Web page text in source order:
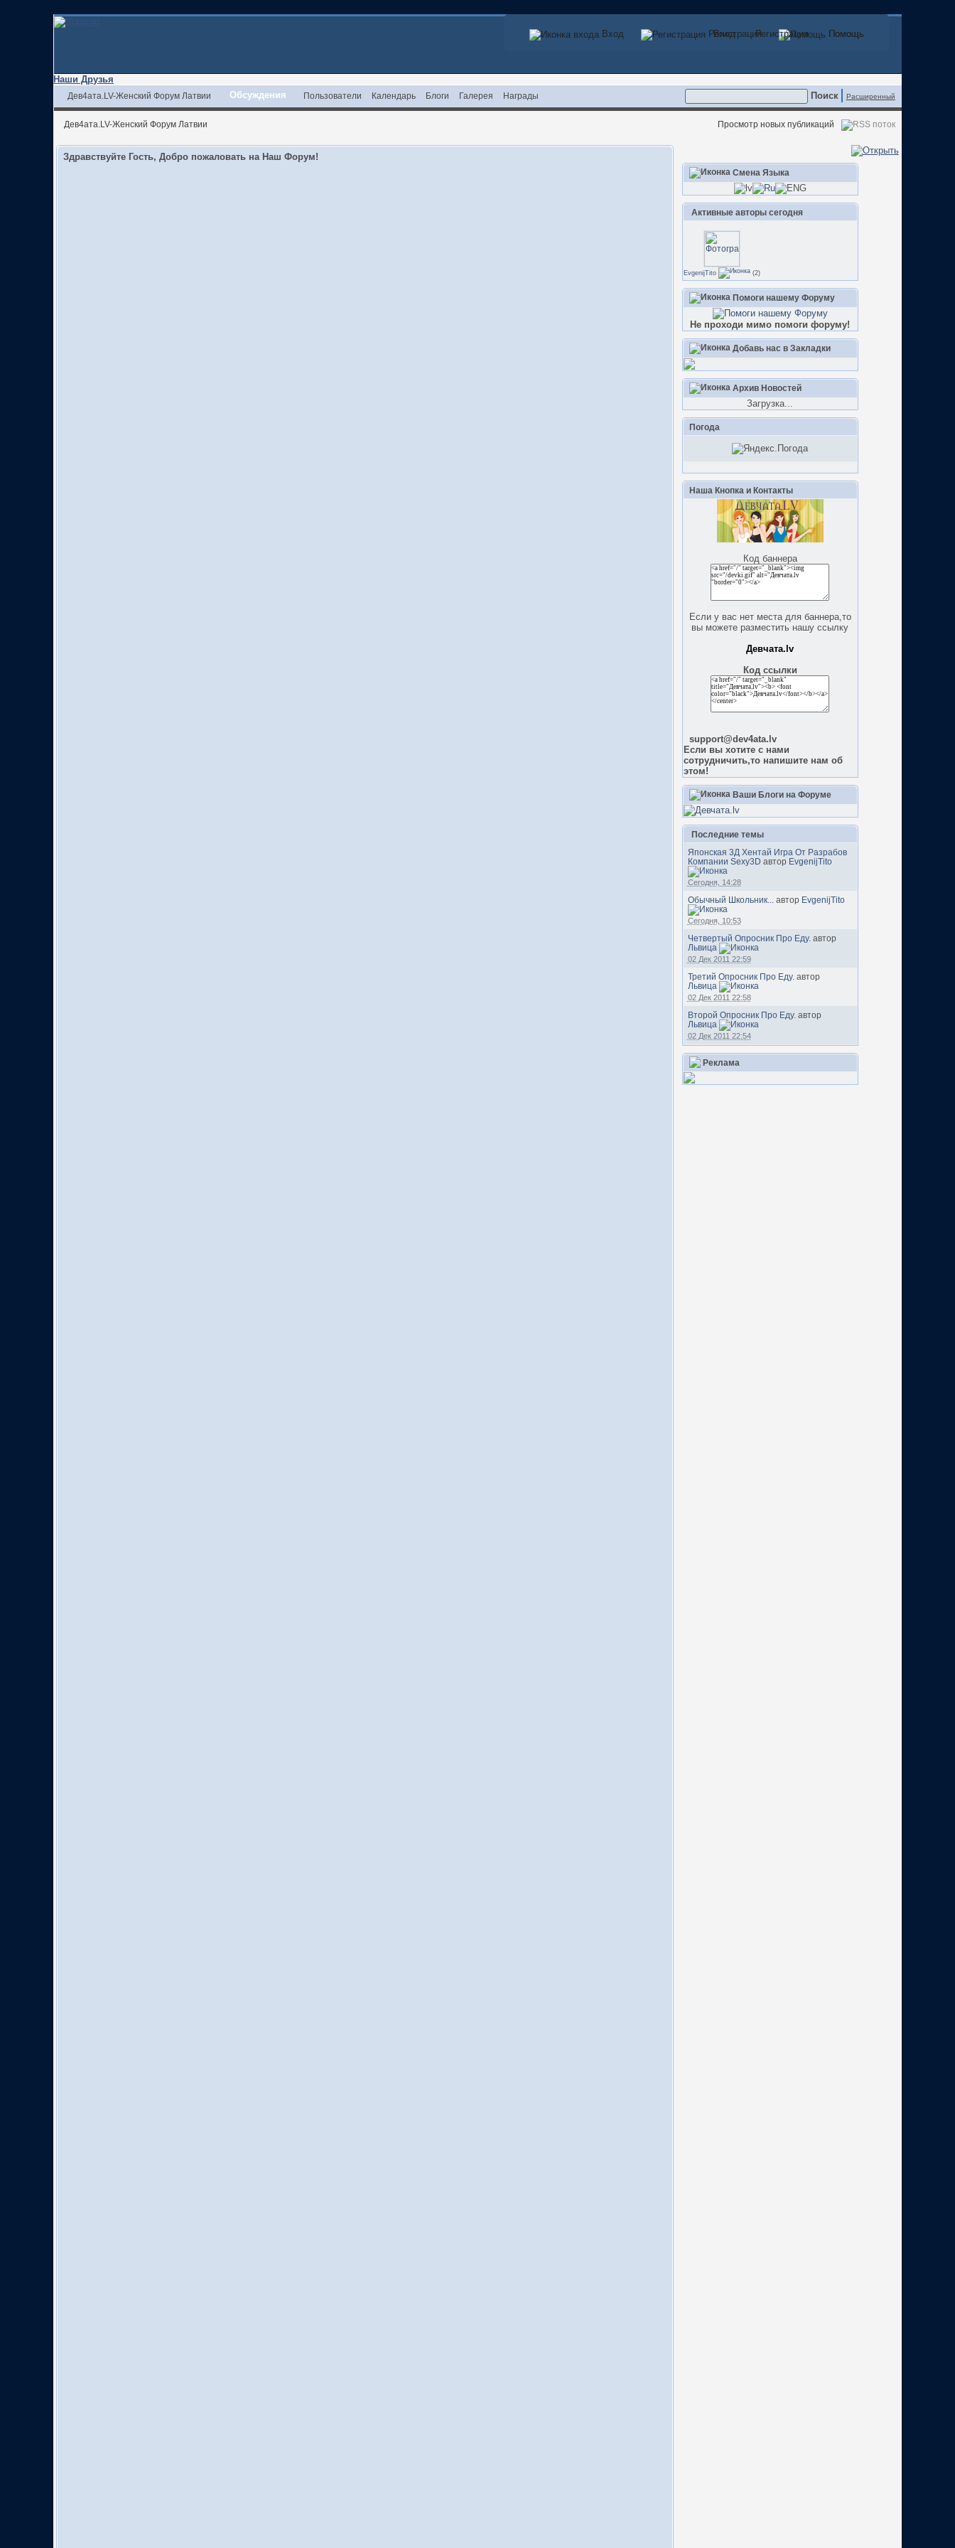
Вход Регистрация Помощь
Вход Регистрация Помощь
Наши Друзья
Расширенный
Дев4ата.LV-Женский Форум Латвии Обсуждения Пользователи Календарь Блоги Галерея Награды
Дев4ата.LV-Женский Форум Латвии Просмотр новых публикаций
Смена Языка
Активные авторы сегодня
EvgenijTito (2)
Помоги нашему Форуму
Не проходи мимо помоги форуму!
Добавь нас в Закладки
Архив Новостей
Загрузка...
Погода
Наша Кнопка и Контакты
Код баннера
Если у вас нет места для баннера,то
вы можете разместить нашу ссылку
Девчата.lv
Код ссылки
support@dev4ata.lv
Если вы хотите с нами
сотрудничить,то напишите нам об
этом!
Ваши Блоги на Форуме
Последние темы
Японская 3Д Хентай Игра От Разрабов
Компании Sexy3D автор EvgenijTito
Сегодня, 14:28
Обычный Школьник... автор EvgenijTito
Сегодня, 10:53
Четвертый Опросник Про Еду. автор
Львица
02 Дек 2011 22:59
Третий Опросник Про Еду. автор
Львица
02 Дек 2011 22:58
Второй Опросник Про Еду. автор
Львица
02 Дек 2011 22:54
Реклама
Здравствуйте Гость, Добро пожаловать на Наш Форум!